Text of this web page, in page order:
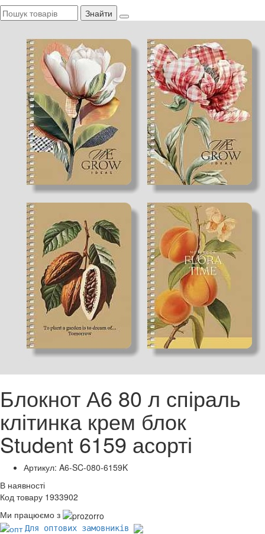
Знайти
Блокнот А6 80 л спіраль
клітинка крем блок
Student 6159 асорті
Артикул: A6-SC-080-6159K
В наявності
Код товару 1933902
Ми працюємо з
Для оптових замовників